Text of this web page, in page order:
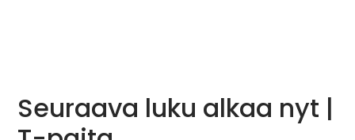
Seuraava luku alkaa nyt |